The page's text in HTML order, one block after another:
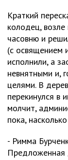
Краткий
колодец,
часовню и
(с освящением
исполнили, а
невнятными и,
целями. В
перекинулся в
молчит,
пока,
- Римма
Предложенная